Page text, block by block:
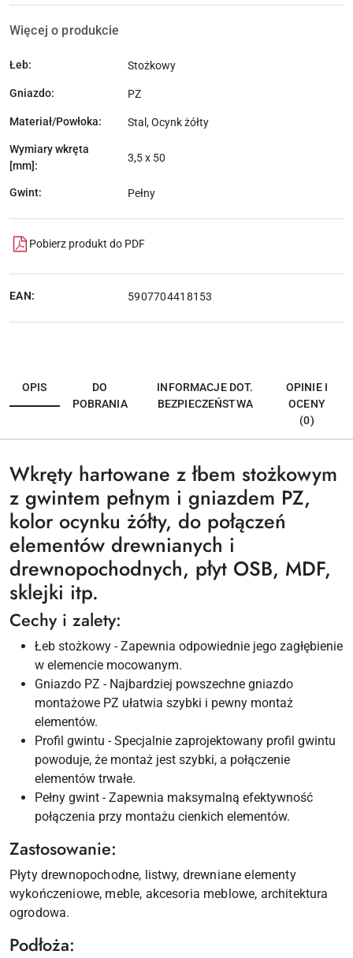
Więcej o produkcie
Łeb: Stożkowy
Gniazdo: PZ
Materiał/Powłoka: Stal, Ocynk żółty
Wymiary wkręta
[mm]:
3,5 x 50
Gwint: Pełny
Pobierz produkt do PDF
EAN: 5907704418153
OPIS
DO
POBRANIA
INFORMACJE DOT.
BEZPIECZEŃSTWA
OPINIE I
OCENY
(0)
Wkręty hartowane z łbem stożkowym
z gwintem pełnym i gniazdem PZ,
kolor ocynku żółty, do połączeń
elementów drewnianych i
drewnopochodnych, płyt OSB, MDF,
sklejki itp.
Cechy i zalety:
Łeb stożkowy - Zapewnia odpowiednie jego zagłębienie
w elemencie mocowanym.
Gniazdo PZ - Najbardziej powszechne gniazdo
montażowe PZ ułatwia szybki i pewny montaż
elementów.
Profil gwintu - Specjalnie zaprojektowany profil gwintu
powoduje, że montaż jest szybki, a połączenie
elementów trwałe.
Pełny gwint - Zapewnia maksymalną efektywność
połączenia przy montażu cienkich elementów.
Zastosowanie:
Płyty drewnopochodne, listwy, drewniane elementy
wykończeniowe, meble, akcesoria meblowe, architektura
ogrodowa.
Podłoża: